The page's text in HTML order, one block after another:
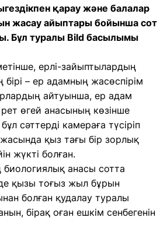
қарау және балалар
жасау айыптары бойынша сот
Бұл туралы Bild басылымы
ерлі-зайыптылардың
– ер адамның жасөспірім
айтуынша, ер адам
өгей анасының көзінше
сәттерді камераға түсіріп
қыз тағы бір зорлық
жүкті болған.
биологиялық анасы сотта
қызы тоғыз жыл бұрын
болған қудалау туралы
бірақ оған ешкім сенбегенін